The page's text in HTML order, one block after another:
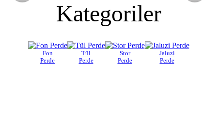
Kategoriler
Fon
Perde
Tül
Perde
Stor
Perde
Jaluzi
Perde